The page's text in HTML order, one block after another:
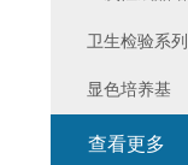
卫生检验系列
显色培养基
查看更多